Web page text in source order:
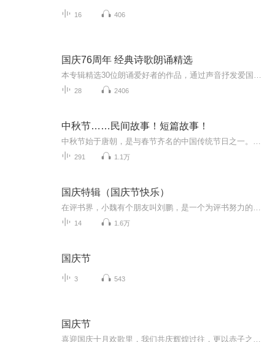
16 406
国庆76周年 经典诗歌朗诵精选
28 2406
中秋节……民间故事！短篇故事！
291 1.1万
国庆特辑（国庆节快乐）
14 1.6万
国庆节
3 543
国庆节